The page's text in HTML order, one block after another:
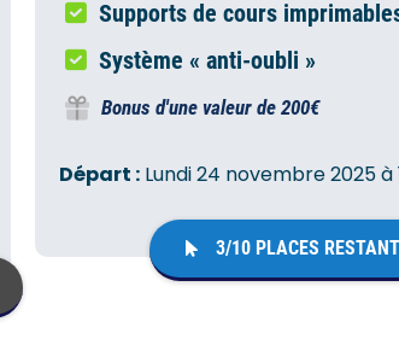
Supports de cours
Système « anti-oubli »
Bonus d'une valeur de 200€
Départ : Lundi 24 novembre 2025 à
3/10 PLACES